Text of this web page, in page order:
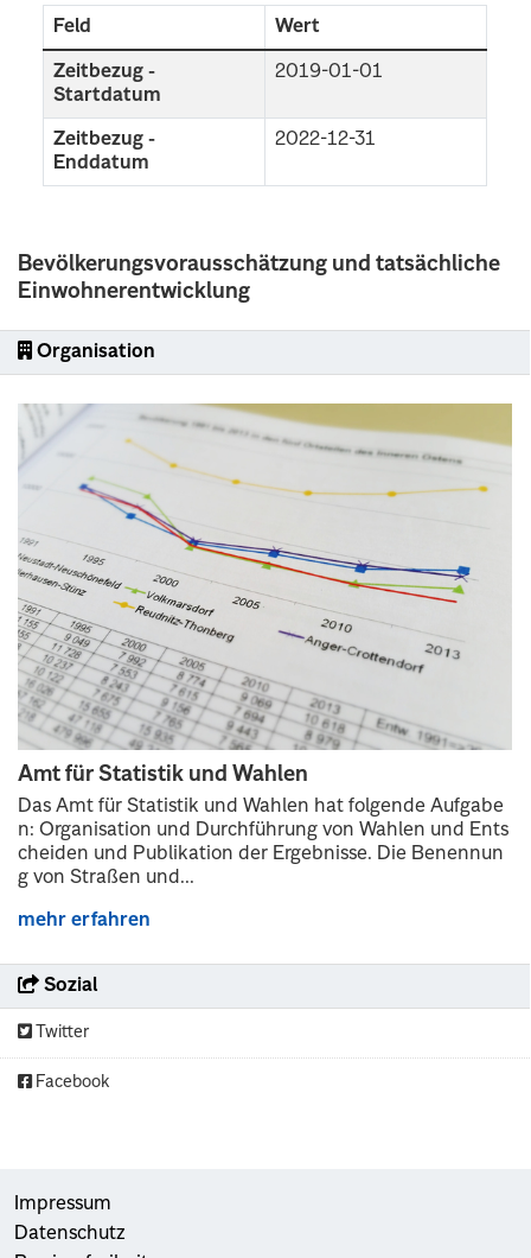
Bevölkerungsvorausschätzung und tatsächliche
Einwohnerentwicklung
Organisation
Amt für Statistik und Wahlen
Das Amt für Statistik und Wahlen hat folgende Aufgabe
n: Organisation und Durchführung von Wahlen und Ents
cheiden und Publikation der Ergebnisse. Die Benennun
g von Straßen und...
mehr erfahren
Sozial
Twitter
Facebook
Feld Wert
Zeitbezug -
Startdatum
2019-01-01
Zeitbezug -
Enddatum
2022-12-31
Impressum
Datenschutz